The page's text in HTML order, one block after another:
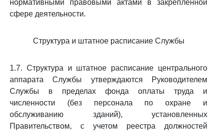
нормативными правовыми актами в закрепленной
сфере деятельности.
Структура и штатное расписание Службы
1.7. Структура и штатное расписание центрального
аппарата Службы утверждаются Руководителем
Службы в пределах фонда оплаты труда и
численности (без персонала по охране и
обслуживанию зданий), установленных
Правительством, с учетом реестра должностей